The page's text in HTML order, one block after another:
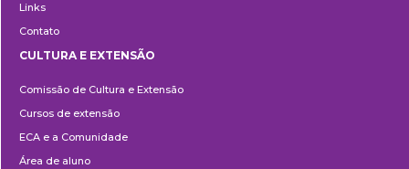
Links
Contato
e
Extensão
CULTURA E EXTENSÃO
Comissão de Cultura e Extensão
Cursos de extensão
ECA e a Comunidade
Área de aluno